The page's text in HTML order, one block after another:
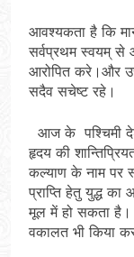
आवश्यकता है कि
सर्वप्रथम स्वयम् से
आरोपित करे।और
सदैव सचेष्ट रहे।
आज के पश्चिमी
हृदय की
कल्याण के नाम पर
प्राप्ति हेतु युद्ध
मूल में हो सकता है।
वकालत भी किया